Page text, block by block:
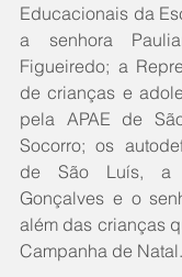
Educacionais da
a senhora
Figueiredo; a
de crianças e
pela APAE de
Socorro; os
de São Luís, a
Gonçalves e o
além das crianças
Campanha de Natal.